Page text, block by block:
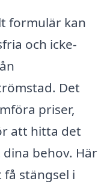
formulär kan
och icke-
Det
priser,
att hitta det
behov. Här
stängsel i